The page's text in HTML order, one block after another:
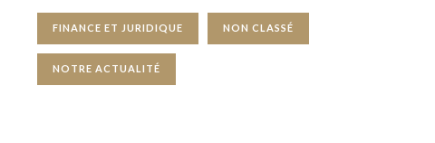
FINANCE ET JURIDIQUE NON CLASSÉ
NOTRE ACTUALITÉ